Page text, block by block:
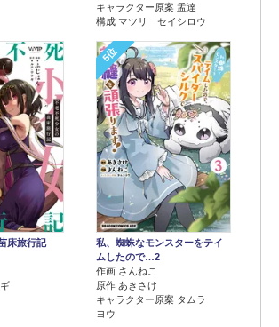
キャラクター原案 孟達
構成 マツリ セイシロウ
床旅行記
5位
私、蜘蛛なモンスターをテイ
ムしたので…2
作画 さんねこ
原作 あきさけ
キャラクター原案 タムラ
ヨウ